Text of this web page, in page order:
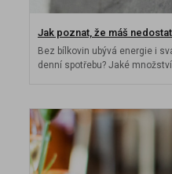
Jak poznat, že máš
Bez bílkovin ubývá energie i
denní spotřebu? Jaké